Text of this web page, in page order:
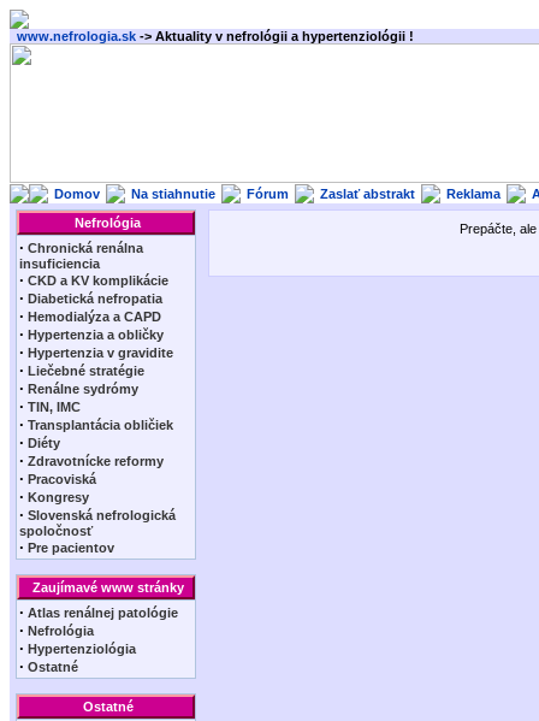
www.nefrologia.sk -> Aktuality v nefrológii a hypertenziológii !
Domov Na stiahnutie Fórum Zaslať abstrakt Reklama
Nefrológia
· Chronická renálna
insuficiencia
· CKD a KV komplikácie
· Diabetická nefropatia
· Hemodialýza a CAPD
· Hypertenzia a obličky
· Hypertenzia v gravidite
· Liečebné stratégie
· Renálne sydrómy
· TIN, IMC
· Transplantácia obličiek
· Diéty
· Zdravotnícke reformy
· Pracoviská
· Kongresy
· Slovenská nefrologická
spoločnosť
· Pre pacientov
Zaujímavé www stránky
· Atlas renálnej patológie
· Nefrológia
· Hypertenziológia
· Ostatné
Ostatné
Prepáčte,